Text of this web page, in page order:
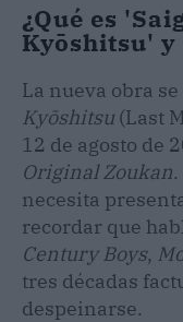
¿Qué es
Kyōshitsu'
La nueva obra
Kyōshitsu (Last
12 de agosto de
Original Zoukan
necesita
recordar que
Century Boys,
tres décadas
despeinarse.